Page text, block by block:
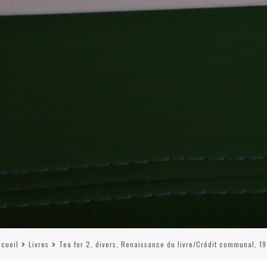
Livres Tea for 2, divers, Renaissance du livre/Crédit communal,